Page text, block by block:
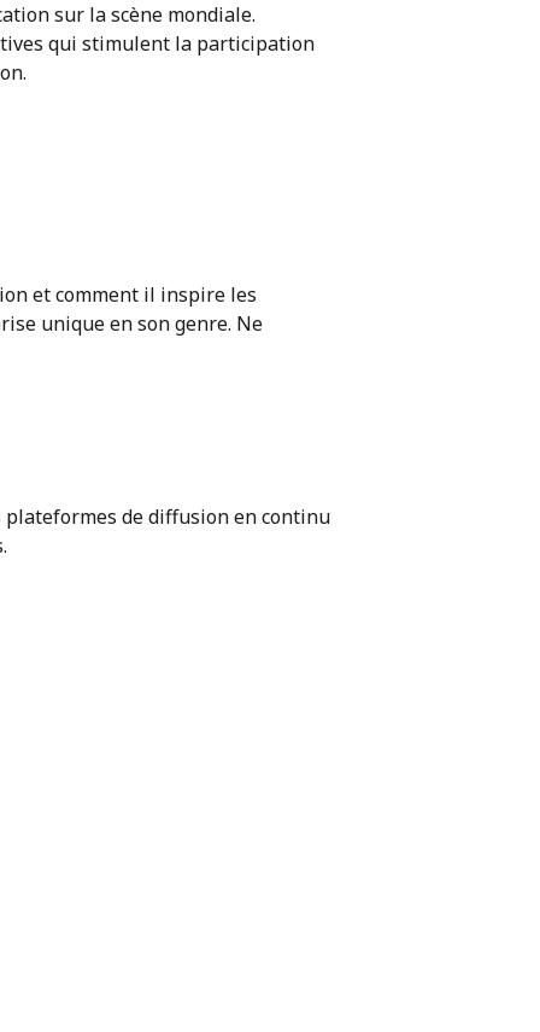
sur la scène mondiale.
qui stimulent la participation
et comment il inspire les
unique en son genre. Ne
de diffusion en continu